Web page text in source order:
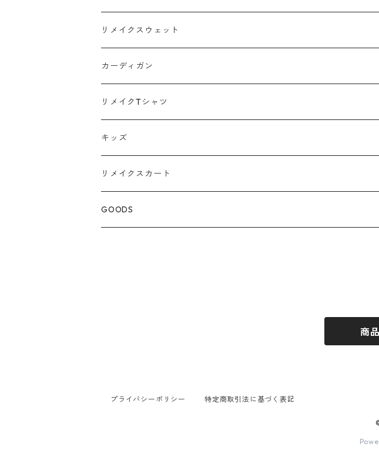
Tシャツ
スウェット
ポロシャツ
リメイクスウェット
カーディガン
リメイクTシャツ
キッズ
リメイクスカート
GOODS
商
プライバシーポリシー 特定商取引法に基づく表記